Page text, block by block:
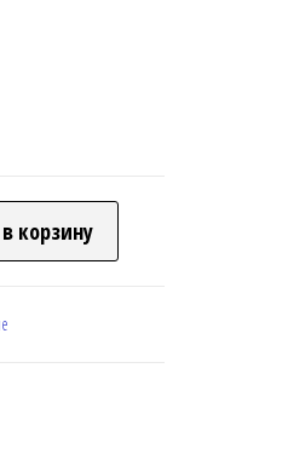
корзину